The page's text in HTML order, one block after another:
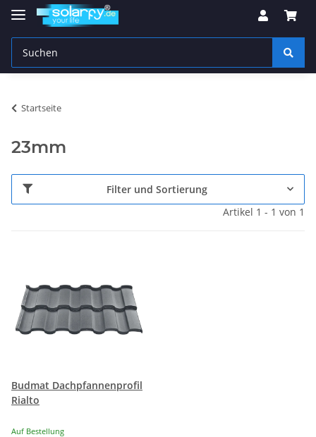
Startseite
23mm
Filter und Sortierung
Artikel 1 - 1 von 1
Budmat Dachpfannenprofil
Rialto
Auf Bestellung